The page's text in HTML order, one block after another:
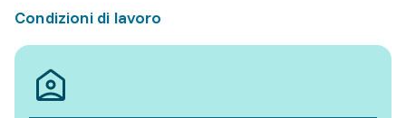
Condizioni di lavoro